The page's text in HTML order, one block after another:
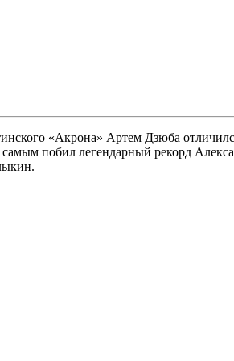
«Акрона» Артем Дзюба
самым побил легендарный рекорд